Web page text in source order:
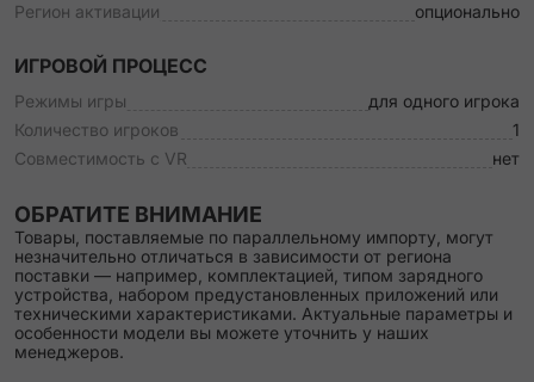
Регион активации
опционально
ИГРОВОЙ ПРОЦЕСС
Режимы игры
для одного игрока
Количество игроков
1
Совместимость с VR
нет
ОБРАТИТЕ ВНИМАНИЕ
Товары, поставляемые по параллельному импорту, могут
незначительно отличаться в зависимости от региона
поставки — например, комплектацией, типом зарядного
устройства, набором предустановленных приложений или
техническими характеристиками. Актуальные параметры и
особенности модели вы можете уточнить у наших
менеджеров.